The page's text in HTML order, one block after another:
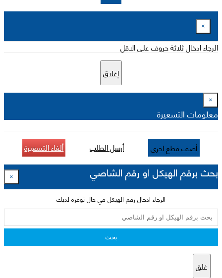
×
الرجاء ادخال ثلاثة حروف على الاقل
إغلاق
×
معلومات التسعيرة
أضف قطع اخرى أرسل الطلب ألغاء التسعيرة
بحث برقم الهيكل او رقم الشاصي ×
الرجاء ادخال رقم الهيكل في حال توفره لديك
بحث
غلق